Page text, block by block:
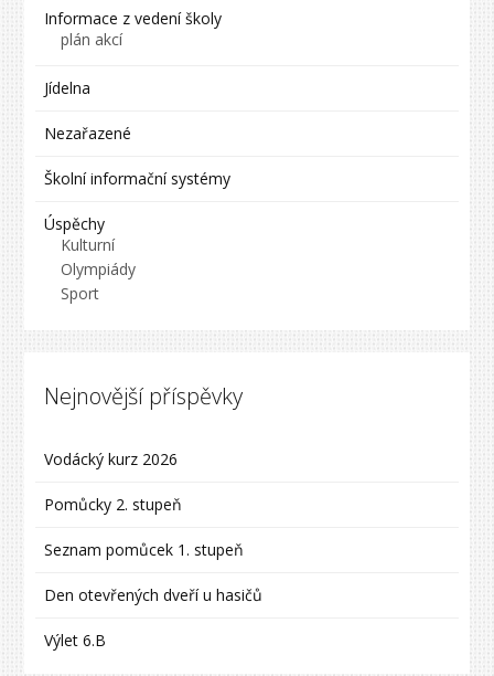
Informace z vedení školy
plán akcí
Jídelna
Nezařazené
Školní informační systémy
Úspěchy
Kulturní
Olympiády
Sport
Nejnovější příspěvky
Vodácký kurz 2026
Pomůcky 2. stupeň
Seznam pomůcek 1. stupeň
Den otevřených dveří u hasičů
Výlet 6.B